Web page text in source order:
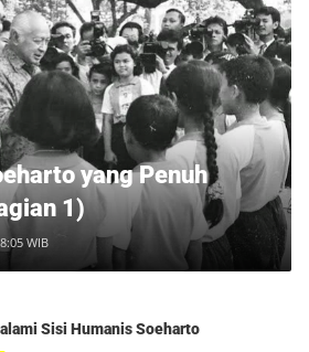
yang Penuh
1)
WIB
Sisi Humanis Soeharto